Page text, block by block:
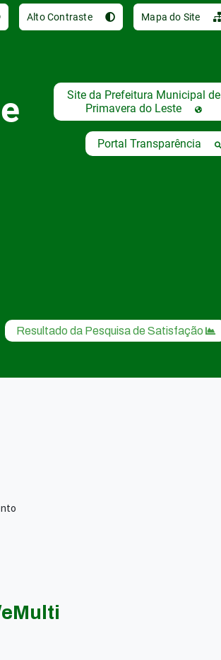
Alto Contraste Mapa do Site
Site da Prefeitura Municipal de
Primavera do Leste
Portal Transparência
Resultado da Pesquisa de Satisfação